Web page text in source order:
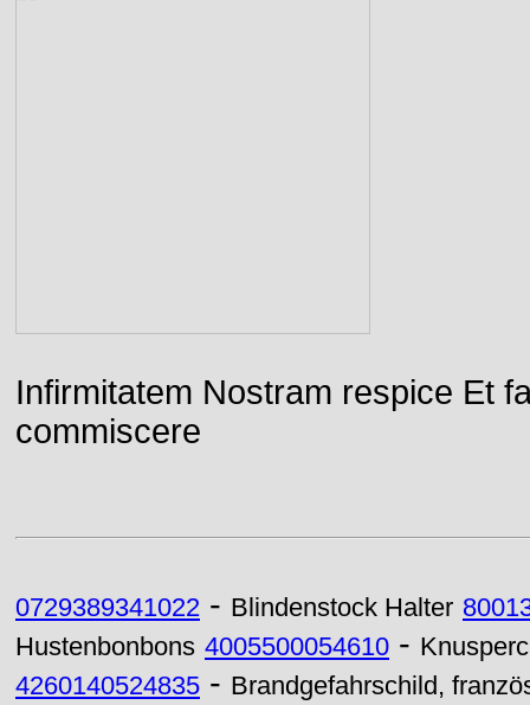
Infirmitatem Nostram respice Et
commiscere
0729389341022 - Blindenstock Halter
Hustenbonbons 4005500054610 -
4260140524835 - Brandgefahrschild,